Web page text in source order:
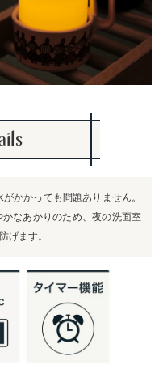
かかっても問題ありません。
なあかりのため、夜の洗面室
げます。